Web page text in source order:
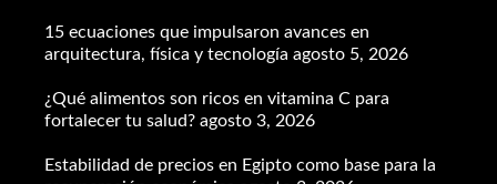
15 ecuaciones que impulsaron avances en
arquitectura, física y tecnología agosto 5, 2026
¿Qué alimentos son ricos en vitamina C para
fortalecer tu salud? agosto 3, 2026
Estabilidad de precios en Egipto como base para la